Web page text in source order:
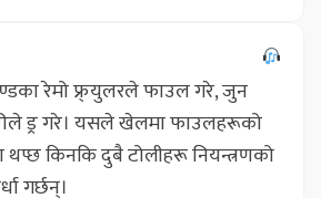
रेमो फ्र्युलरले फाउल गरे, जुन
ड्र गरे। यसले खेलमा फाउलहरूको
थप्छ किनकि दुबै टोलीहरू नियन्त्रणको
गर्छन्।